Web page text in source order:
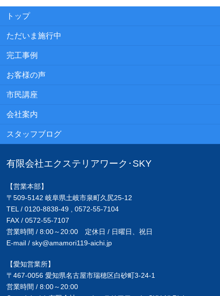
トップ
ただいま施行中
完工事例
お客様の声
市民講座
会社案内
スタッフブログ
有限会社エクステリアワーク･SKY
【営業本部】
〒509-5142 岐阜県土岐市泉町久尻25-12
TEL / 0120-8838-49 , 0572-55-7104
FAX / 0572-55-7107
営業時間 / 8:00～20:00 定休日 / 日曜日、祝日
E-mail / sky@amamori119-aichi.jp
【愛知営業所】
〒467-0056 愛知県名古屋市瑞穂区白砂町3-24-1
営業時間 / 8:00～20:00